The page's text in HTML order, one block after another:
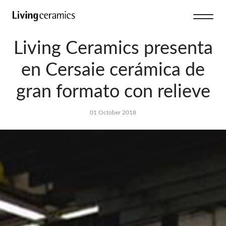
Living Ceramics presenta
en Cersaie cerámica de
gran formato con relieve
01 October 2018